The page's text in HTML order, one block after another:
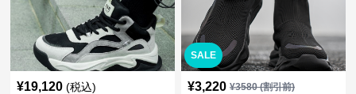
¥19,120 (税込)
SALE
¥3,220 ¥3580(割引前)